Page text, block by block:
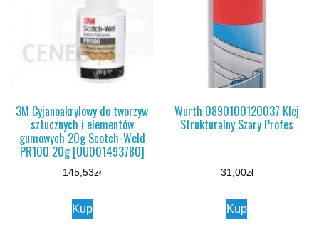
3M Cyjanoakrylowy do tworzyw
sztucznych i elementów
gumowych 20g Scotch-Weld
PR100 20g [UU001493780]
145,53zł
Kup
Wurth 0890100120037 Klej
Strukturalny Szary Profes
31,00zł
Kup